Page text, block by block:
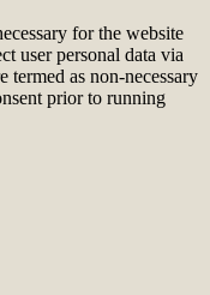
for the website
user personal data via
termed as non-necessary
prior to running